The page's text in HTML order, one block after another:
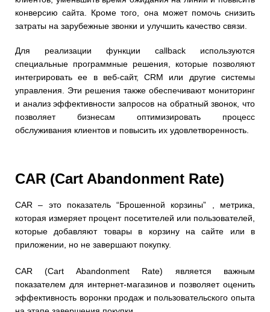
конверсию сайта. Кроме того, она может помочь снизить
затраты на зарубежные звонки и улучшить качество связи.
Для реализации функции callback используются
специальные программные решения, которые позволяют
интегрировать ее в веб-сайт, CRM или другие системы
управления. Эти решения также обеспечивают мониторинг
и анализ эффективности запросов на обратный звонок, что
позволяет бизнесам оптимизировать процесс
обслуживания клиентов и повысить их удовлетворенность.
CAR (Cart Abandonment Rate)
CAR – это показатель “Брошенной корзины” , метрика,
которая измеряет процент посетителей или пользователей,
которые добавляют товары в корзину на сайте или в
приложении, но не завершают покупку.
CAR (Cart Abandonment Rate) является важным
показателем для интернет-магазинов и позволяет оценить
эффективность воронки продаж и пользовательского опыта